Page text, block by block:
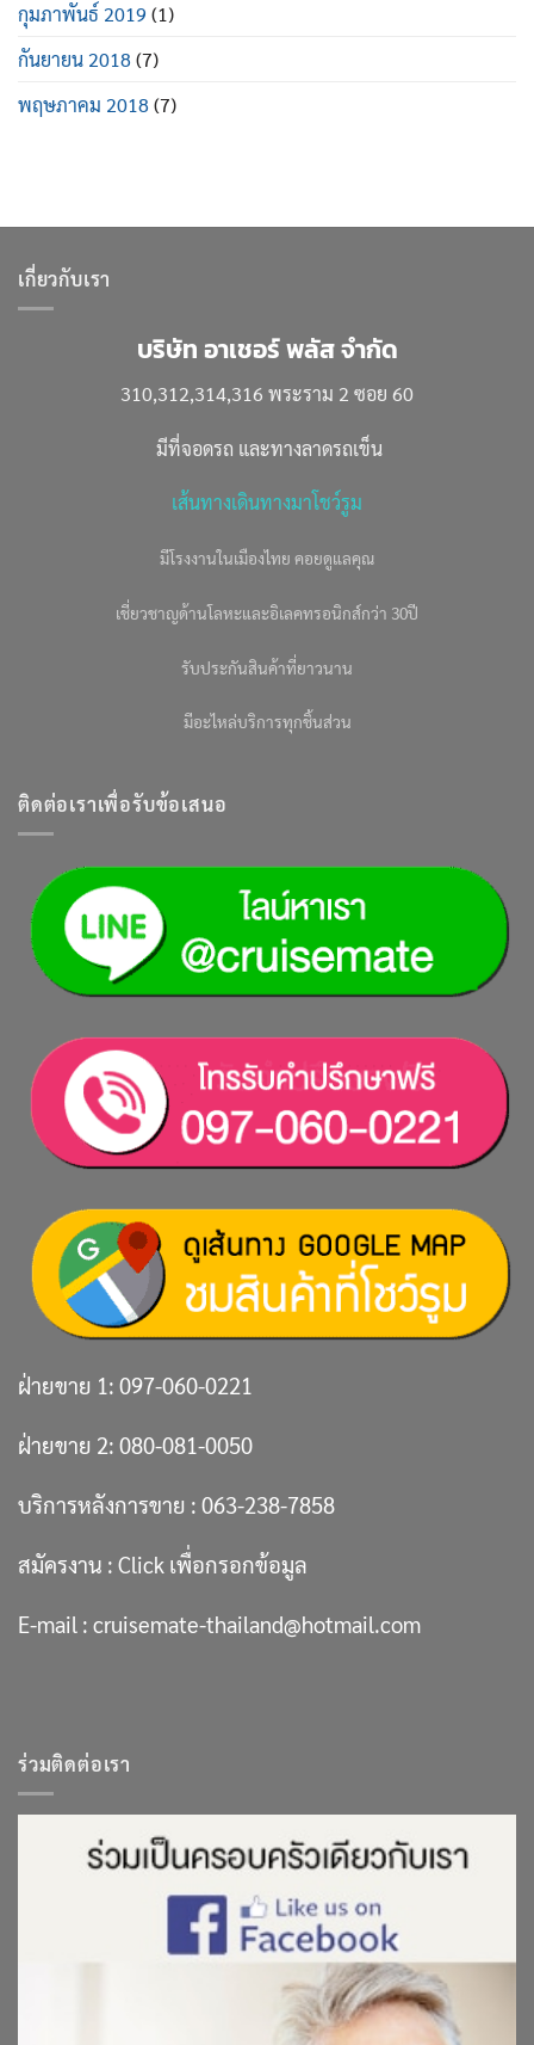
กุมภาพันธ์ 2019 (1)
กันยายน 2018(7)
พฤษภาคม 2018(7)
เกี่ยวกับเรา
บริษัท อาเชอร์ พลัส จำกัด
310,312,314,316 พระราม 2 ซอย 60
มีที่จอดรถ และทางลาดรถเข็น
เส้นทางเดินทางมาโชว์รูม
มีโรงงานในเมืองไทย คอยดูแลคุณ
เชี่ยวชาญด้านโลหะและอิเลคทรอนิกส์กว่า 30ปี
รับประกันสินค้าที่ยาวนาน
มีอะไหล่บริการทุกชิ้นส่วน
ติดต่อเราเพื่อรับข้อเสนอ
ฝ่ายขาย 1: 097-060-0221
ฝ่ายขาย 2: 080-081-0050
บริการหลังการขาย : 063-238-7858
สมัครงาน : Click เพื่อกรอกข้อมูล
E-mail : cruisemate-thailand@hotmail.com
ร่วมติดต่อเรา